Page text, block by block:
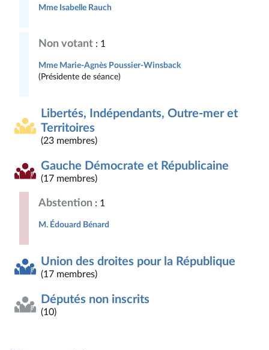
Mme Isabelle Rauch
Non votant : 1
Mme Marie-Agnès Poussier-Winsback
(Présidente de séance)
Libertés, Indépendants, Outre-mer et
Territoires
(23 membres)
Gauche Démocrate et Républicaine
(17 membres)
Abstention : 1
M. Édouard Bénard
Union des droites pour la République
(17 membres)
Députés non inscrits
(10)